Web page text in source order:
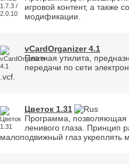
игровой контент, а также
модификации.
vCardOrganizer 4.1
Платная утилита,
передачи по сети
.vcf.
Цветок 1.31
Программа, позволяющая
ленивого глаза. Принцип
малоподвижный глаз